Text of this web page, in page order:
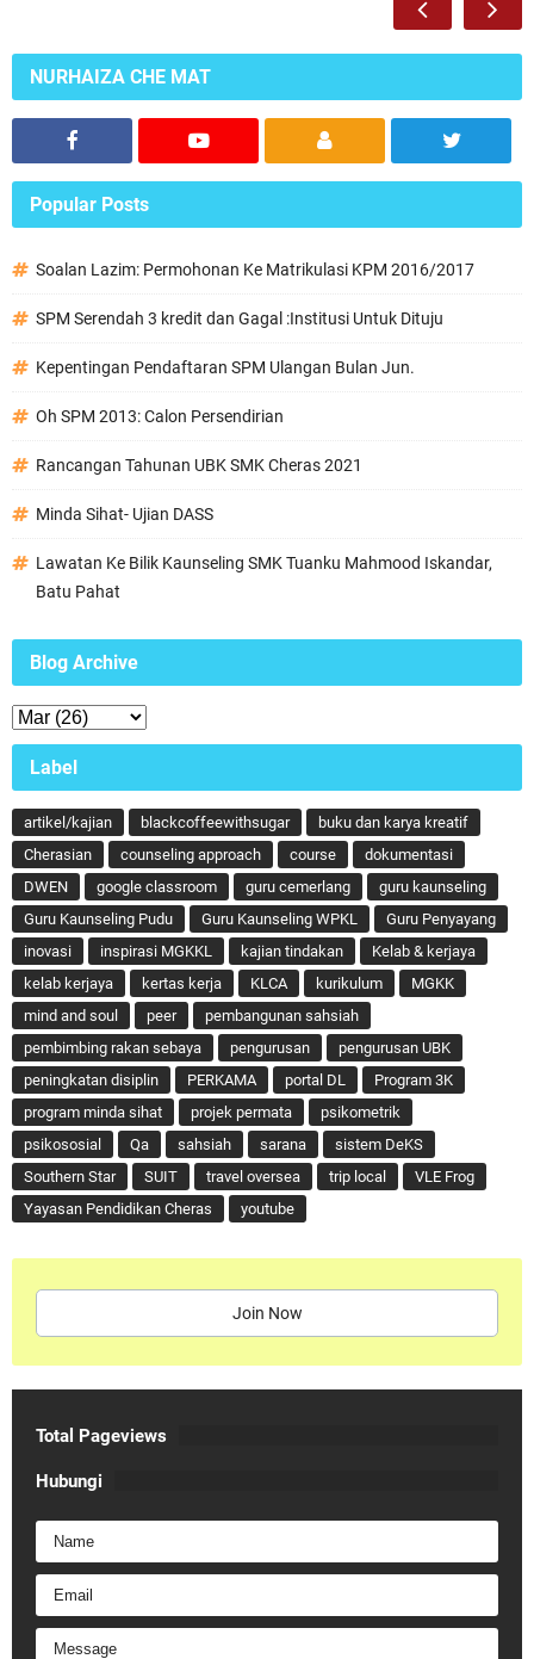
NURHAIZA CHE MAT
Popular Posts
Soalan Lazim: Permohonan Ke Matrikulasi KPM 2016/2017
SPM Serendah 3 kredit dan Gagal :Institusi Untuk Dituju
Kepentingan Pendaftaran SPM Ulangan Bulan Jun.
Oh SPM 2013: Calon Persendirian
Rancangan Tahunan UBK SMK Cheras 2021
Minda Sihat- Ujian DASS
Lawatan Ke Bilik Kaunseling SMK Tuanku Mahmood Iskandar,
Batu Pahat
Blog Archive
Label
artikel/kajian blackcoffeewithsugar
buku dan karya kreatif
Cherasian
counseling approach course
dokumentasi
DWEN
google classroom guru cemerlang
guru kaunseling
Guru Kaunseling Pudu
Guru Kaunseling WPKL
Guru Penyayang
inovasi
inspirasi MGKKL kajian tindakan
Kelab & kerjaya
kelab kerjaya
kertas kerja KLCA kurikulum
MGKK
mind and soul
peer
pembangunan sahsiah
pembimbing rakan sebaya
pengurusan
pengurusan UBK
peningkatan disiplin
PERKAMA portal DL
Program 3K
program minda sihat
projek permata
psikometrik
psikososial
Qa sahsiah sarana
sistem DeKS
Southern Star
SUIT travel oversea trip local
VLE Frog
Yayasan Pendidikan Cheras
youtube
Join Now
Total Pageviews
Hubungi